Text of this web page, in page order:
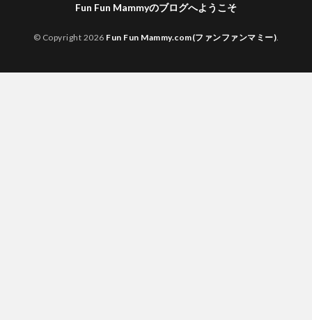
Fun Fun Mammyのブログへようこそ
© Copyright 2026 Fun Fun Mammy.com(ファンファンマミー)